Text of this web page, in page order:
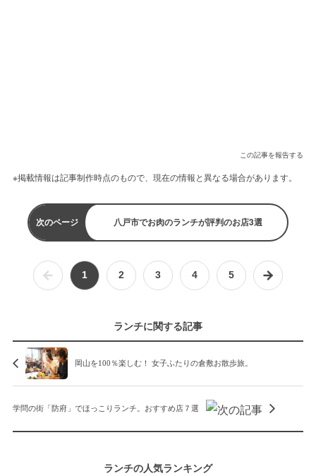
この記事を報告する
※掲載情報は記事制作時点のもので、現在の情報と異なる場合があります。
次のページ 八戸市でお肉のランチが評判のお店3選
1 2 3 4 5
ランチに関する記事
岡山を100％楽しむ！ 女子ふたりの倉敷お散歩旅。
学問の街「防府」でほっこりランチ。おすすめ店７選
ランチの人気ランキング